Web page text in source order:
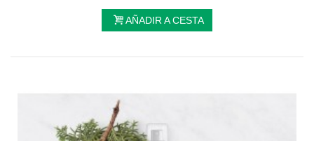
AÑADIR A CESTA